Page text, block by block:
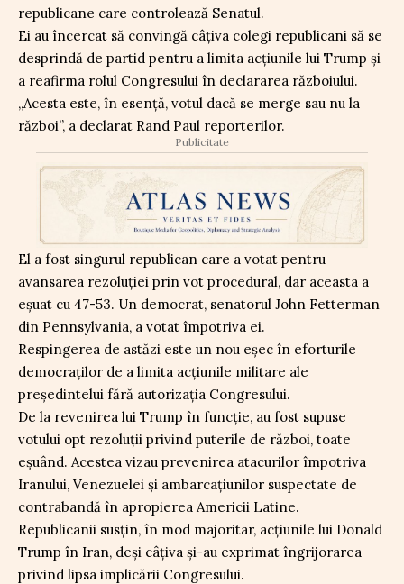
republicane care controlează Senatul.
Ei au încercat să convingă câțiva colegi republicani să se
desprindă de partid pentru a limita acțiunile lui Trump și
a reafirma rolul Congresului în declararea războiului.
„Acesta este, în esență, votul dacă se merge sau nu la
război”, a declarat Rand Paul reporterilor.
Publicitate
El a fost singurul republican care a votat pentru
avansarea rezoluției prin vot procedural, dar aceasta a
eșuat cu 47-53. Un democrat, senatorul John Fetterman
din Pennsylvania, a votat împotriva ei.
Respingerea de astăzi este un nou eșec în eforturile
democraților de a limita acțiunile militare ale
președintelui fără autorizația Congresului.
De la revenirea lui Trump în funcție, au fost supuse
votului opt rezoluții privind puterile de război, toate
eșuând. Acestea vizau prevenirea atacurilor împotriva
Iranului, Venezuelei și ambarcațiunilor suspectate de
contrabandă în apropierea Americii Latine.
Republicanii susțin, în mod majoritar, acțiunile lui Donald
Trump în Iran, deși câțiva și-au exprimat îngrijorarea
privind lipsa implicării Congresului.